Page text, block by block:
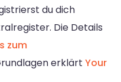
du dich
Die Details
zum
erklärt Your